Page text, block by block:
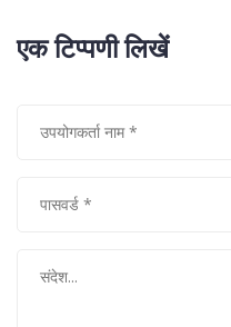
एक टिप्पणी लिखें